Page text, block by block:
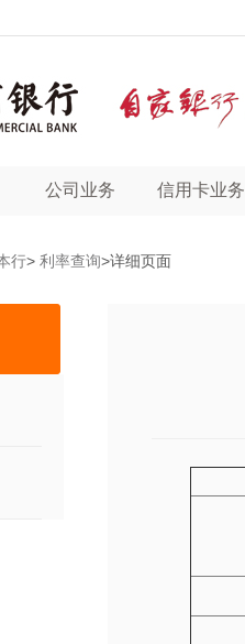
公司业务 信用卡业务
行> 利率查询>详细页面